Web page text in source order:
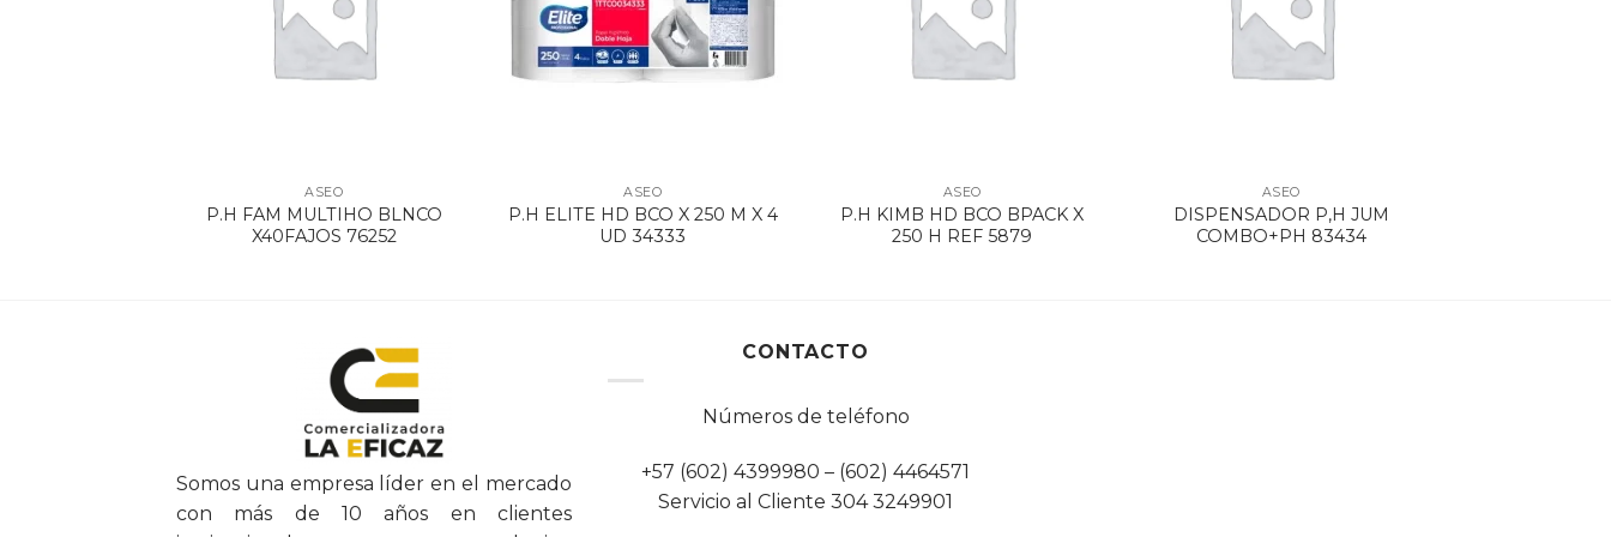
ASEO
P.H FAM MULTIHO BLNCO
X40FAJOS 76252
ASEO
P.H ELITE HD BCO X 250 M X 4
UD 34333
ASEO
P.H KIMB HD BCO BPACK X
250 H REF 5879
ASEO
DISPENSADOR P,H JUM
COMBO+PH 83434
Somos una empresa líder en el mercado
con más de 10 años en clientes
CONTACTO
Números de teléfono
+57 (602) 4399980 – (602) 4464571
Servicio al Cliente 304 3249901